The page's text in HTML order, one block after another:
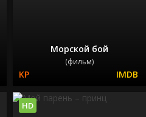
Морской бой
(фильм)
HD